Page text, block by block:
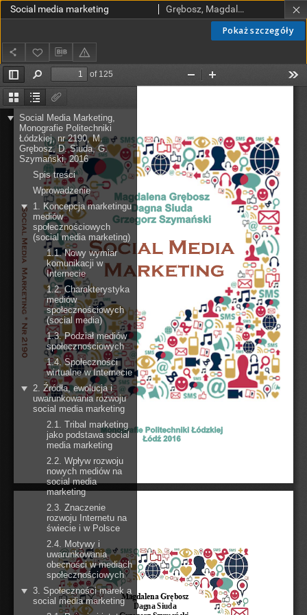
Pokaż szczegóły
Social media marketing Grębosz, Magdalena.; Siuda, Dagna.; Szymański, Grzegorz.; Siuda, Dagna. Il.